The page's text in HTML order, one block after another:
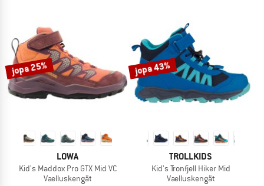
jopa 25%
LOWA
Kid's Maddox Pro GTX Mid VC
Vaelluskengät
jopa 43%
TROLLKIDS
Kid's Tronfjell Hiker Mid
Vaelluskengät